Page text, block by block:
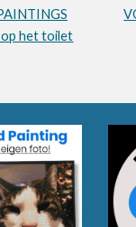
het toilet